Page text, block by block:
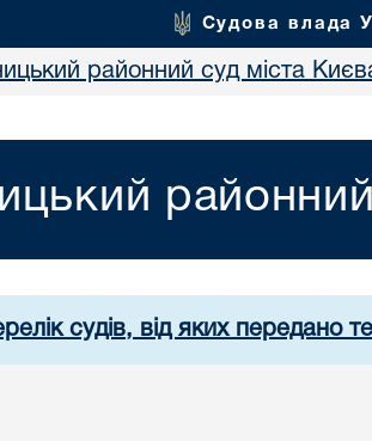
Судова влада
районний суд міста
судів, від яких передано